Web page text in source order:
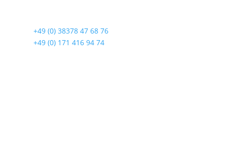
+49 (0) 38378 47 68 76
+49 (0) 171 416 94 74